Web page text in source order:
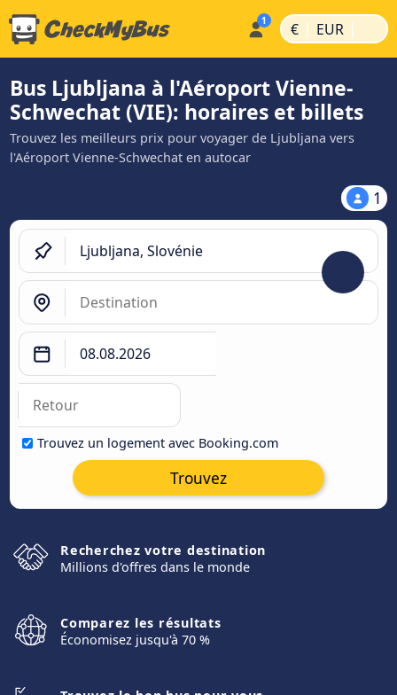
€ | EUR |
Bus Ljubljana à l'Aéroport Vienne-
Schwechat (VIE): horaires et billets
Trouvez les meilleurs prix pour voyager de Ljubljana vers
l'Aéroport Vienne-Schwechat en autocar
1
Trouvez un logement avec Booking.com
Trouvez
Recherchez votre destination
Millions d'offres dans le monde
Comparez les résultats
Économisez jusqu'à 70 %